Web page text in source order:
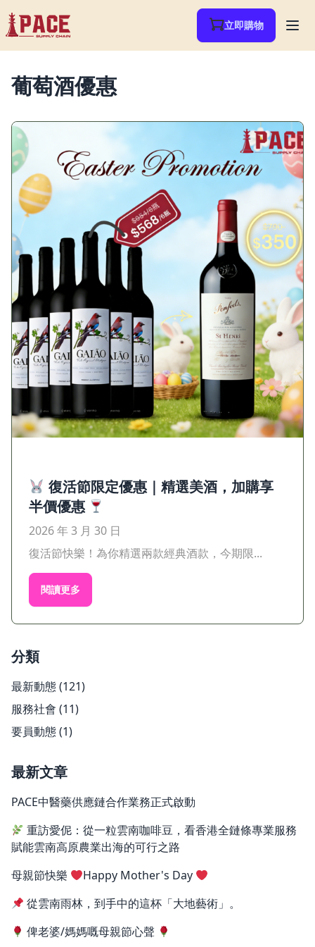
立即購物
葡萄酒優惠
復活節限定優惠｜精選美酒，加購享
半價優惠
2026 年 3 月 30 日
復活節快樂！為你精選兩款經典酒款，今期限...
閱讀更多
分類
最新動態(121)
服務社會 (11)
要員動態(1)
最新文章
PACE中醫藥供應鏈合作業務正式啟動
重訪愛伲：從一粒雲南咖啡豆，看香港全鏈條專業服務
賦能雲南高原農業出海的可行之路
母親節快樂
Happy Mother's Day
從雲南雨林，到手中的這杯「大地藝術」。
俾老婆/媽媽嘅母親節心聲